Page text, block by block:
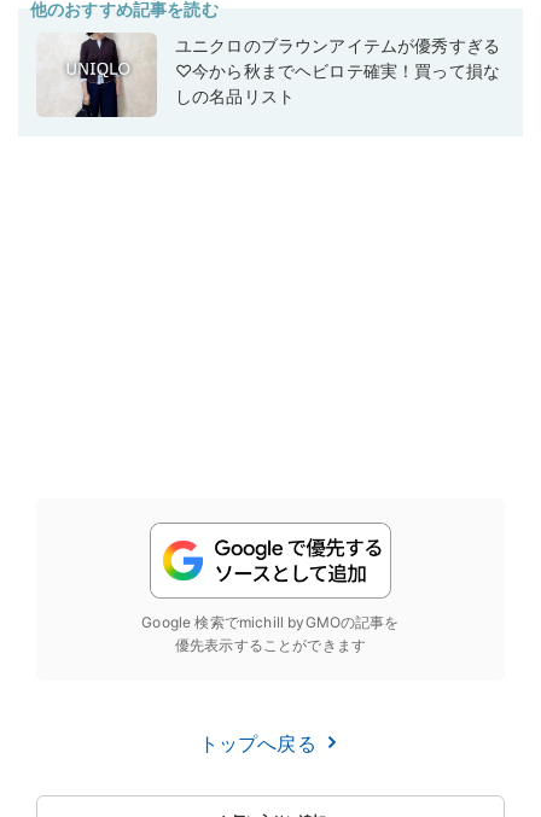
他のおすすめ記事を読む
ユニクロのブラウンアイテムが優秀すぎる
♡今から秋までヘビロテ確実！買って損な
しの名品リスト
Google 検索でmichill byGMOの記事を
優先表示することができます
トップへ戻る